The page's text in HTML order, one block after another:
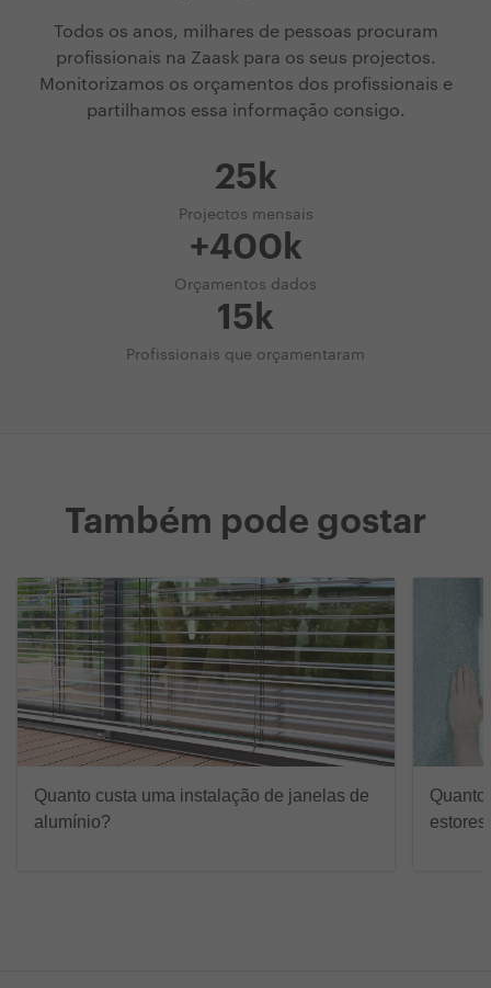
Todos os anos, milhares de pessoas procuram
profissionais na Zaask para os seus projectos.
Monitorizamos os orçamentos dos profissionais e
partilhamos essa informação consigo.
25k
Projectos mensais
+400k
Orçamentos dados
15k
Profissionais que orçamentaram
Também pode gostar
Quanto custa uma instalação de janelas de
alumínio?